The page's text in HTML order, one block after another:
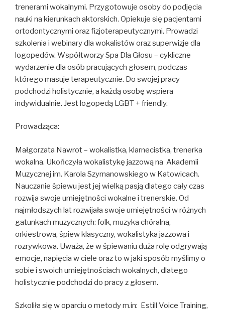
trenerami wokalnymi. Przygotowuje osoby do podjęcia
nauki na kierunkach aktorskich. Opiekuje się pacjentami
ortodontycznymi oraz fizjoterapeutycznymi. Prowadzi
szkolenia i webinary dla wokalistów oraz superwizje dla
logopedów. Współtworzy Spa Dla Głosu – cykliczne
wydarzenie dla osób pracujących głosem, podczas
którego masuje terapeutycznie. Do swojej pracy
podchodzi holistycznie, a każdą osobę wspiera
indywidualnie. Jest logopedą LGBT + friendly.
Prowadząca:
Małgorzata Nawrot – wokalistka, klarnecistka, trenerka
wokalna. Ukończyła wokalistykę jazzową na Akademii
Muzycznej im. Karola Szymanowskiego w Katowicach.
Nauczanie śpiewu jest jej wielką pasją dlatego cały czas
rozwija swoje umiejętności wokalne i trenerskie. Od
najmłodszych lat rozwijała swoje umiejętności w różnych
gatunkach muzycznych: folk, muzyka chóralna,
orkiestrowa, śpiew klasyczny, wokalistyka jazzowa i
rozrywkowa. Uważa, że w śpiewaniu duża rolę odgrywają
emocje, napięcia w ciele oraz to w jaki sposób myślimy o
sobie i swoich umiejętnościach wokalnych, dlatego
holistycznie podchodzi do pracy z głosem.
Szkoliła się w oparciu o metody m.in: Estill Voice Training,